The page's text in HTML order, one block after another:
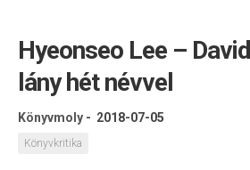
Kapcsolat
Olvasó sarok
Könyveim
Rólam
Hyeonseo Lee –
lány hét névvel
Könyvmoly - 2018-07-05
Könyvkritika